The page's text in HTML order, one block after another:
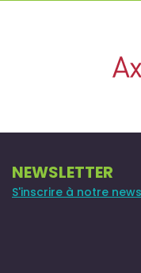
NEWSLETTER
S'inscrire à notre